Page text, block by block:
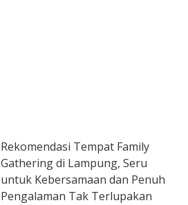
Rekomendasi Tempat Family
Gathering di Lampung, Seru
untuk Kebersamaan dan Penuh
Pengalaman Tak Terlupakan